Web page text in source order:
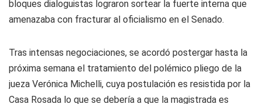
bloques dialoguistas lograron sortear la fuerte interna que
amenazaba con fracturar al oficialismo en el Senado.
Tras intensas negociaciones, se acordó postergar hasta la
próxima semana el tratamiento del polémico pliego de la
jueza Verónica Michelli, cuya postulación es resistida por la
Casa Rosada lo que se debería a que la magistrada es